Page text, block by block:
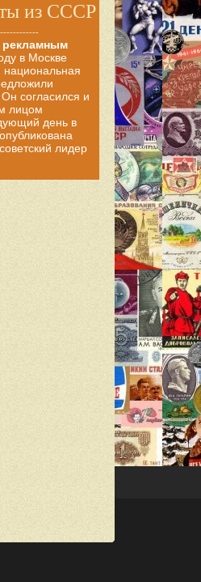
из СССР
рекламным
в Москве
национальная
согласился и
лицом
день в
лидер